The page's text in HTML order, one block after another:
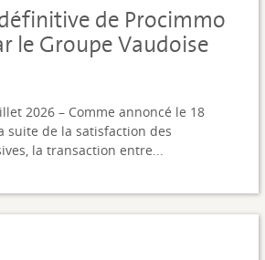
de Procimmo
le Groupe Vaudoise
2026 – Comme annoncé le 18
suite de la satisfaction des
la transaction entre...